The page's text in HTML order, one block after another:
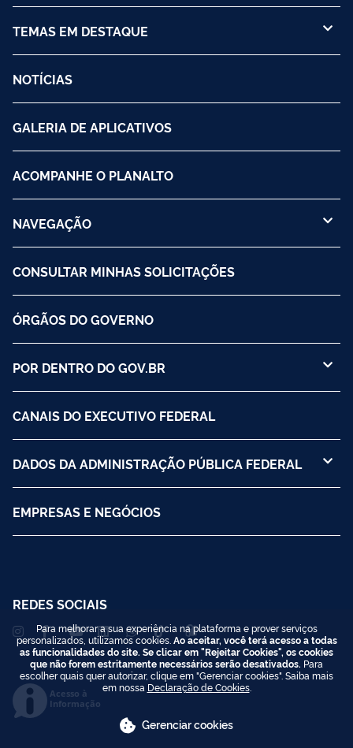
TEMAS EM DESTAQUE
NOTÍCIAS
GALERIA DE APLICATIVOS
ACOMPANHE O PLANALTO
NAVEGAÇÃO
CONSULTAR MINHAS SOLICITAÇÕES
ÓRGÃOS DO GOVERNO
POR DENTRO DO GOV.BR
CANAIS DO EXECUTIVO FEDERAL
DADOS DA ADMINISTRAÇÃO PÚBLICA FEDERAL
EMPRESAS E NEGÓCIOS
REDES SOCIAIS
Acesso à
Informação
Para melhorar a sua experiência na plataforma e prover serviços
personalizados, utilizamos cookies. Ao aceitar, você terá acesso a todas
as funcionalidades do site. Se clicar em "Rejeitar Cookies", os cookies
que não forem estritamente necessários serão desativados. Para
escolher quais quer autorizar, clique em "Gerenciar cookies". Saiba mais
em nossa Declaração de Cookies.
Gerenciar cookies